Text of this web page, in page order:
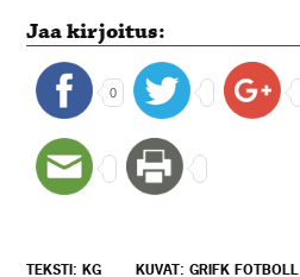
Jaa kirjoitus:
0
TEKSTI: KG KUVAT: GRIFK FOTBOLL